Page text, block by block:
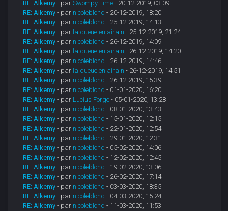
RE: Alkemy - parSwompy Time - 20-12-2019, 03:09
RE: Alkemy - par nicoleblond - 20-12-2019, 18:20
RE: Alkemy - par nicoleblond - 25-12-2019, 14:13
RE: Alkemy - par la queue en airain - 25-12-2019, 21:24
RE: Alkemy - par nicoleblond - 26-12-2019, 14:09
RE: Alkemy - par la queue en airain - 26-12-2019, 14:20
RE: Alkemy - par nicoleblond - 26-12-2019, 14:46
RE: Alkemy - par la queue en airain - 26-12-2019, 14:51
RE: Alkemy - par nicoleblond - 26-12-2019, 15:39
RE: Alkemy - par nicoleblond - 01-01-2020, 16:20
RE: Alkemy - par Lucius Forge - 05-01-2020, 13:28
RE: Alkemy - par nicoleblond - 08-01-2020, 13:43
RE: Alkemy - par nicoleblond - 15-01-2020, 12:15
RE: Alkemy - par nicoleblond - 22-01-2020, 12:54
RE: Alkemy - par nicoleblond - 29-01-2020, 12:31
RE: Alkemy - par nicoleblond - 05-02-2020, 14:06
RE: Alkemy - par nicoleblond - 12-02-2020, 12:45
RE: Alkemy - par nicoleblond - 19-02-2020, 13:06
RE: Alkemy - par nicoleblond - 26-02-2020, 17:14
RE: Alkemy - par nicoleblond - 03-03-2020, 18:35
RE: Alkemy - par nicoleblond - 04-03-2020, 15:24
RE: Alkemy - par nicoleblond - 11-03-2020, 11:53